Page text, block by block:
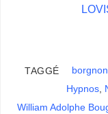
TAGGÉ borgnon
Hypnos,
William Adolphe